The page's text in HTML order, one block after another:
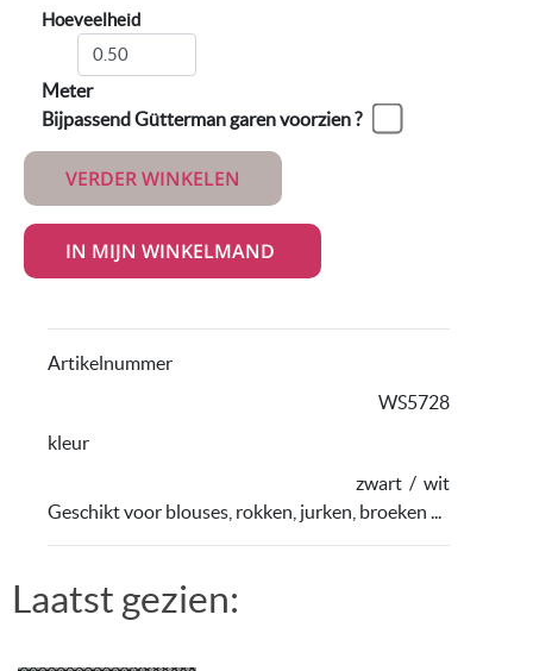
Hoeveelheid
Meter
Bijpassend Gütterman garen voorzien ?
VERDER WINKELEN
Artikelnummer
WS5728
kleur
zwart / wit
Geschikt voor blouses, rokken, jurken, broeken ...
Laatst gezien: